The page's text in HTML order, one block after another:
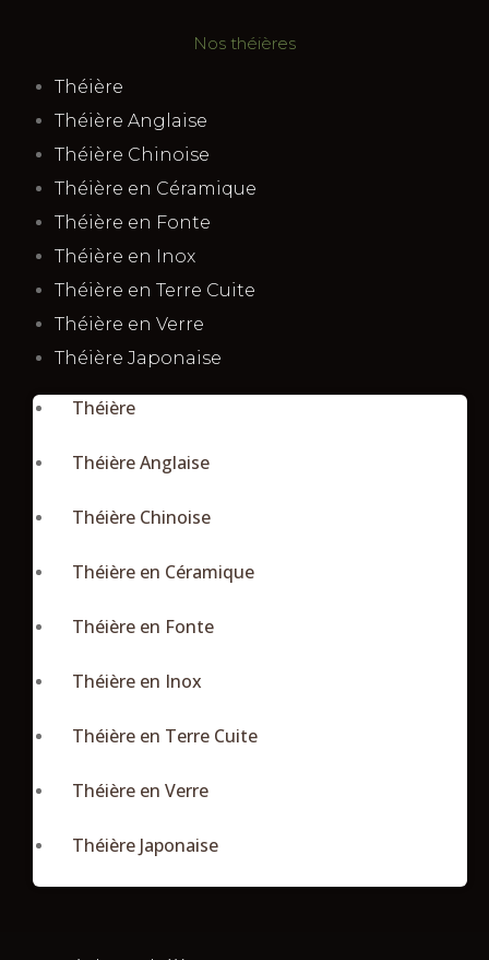
Nos théières
Théière
Théière Anglaise
Théière Chinoise
Théière en Céramique
Théière en Fonte
Théière en Inox
Théière en Terre Cuite
Théière en Verre
Théière Japonaise
Théière
Théière Anglaise
Théière Chinoise
Théière en Céramique
Théière en Fonte
Théière en Inox
Théière en Terre Cuite
Théière en Verre
Théière Japonaise